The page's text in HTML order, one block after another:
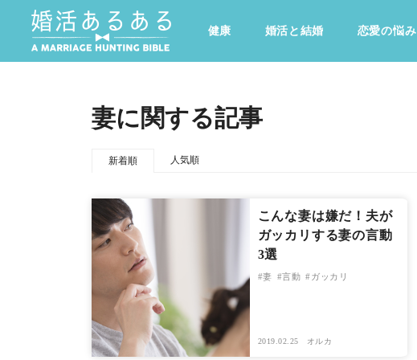
健康 婚活と結婚 恋愛の悩み
心の処方箋 カルチャー・トレンド・芸能
妻に関する記事
新着順 人気順
こんな妻は嫌だ！夫が
ガッカリする妻の言動
3選
妻 言動 ガッカリ
2019.02.25 オルカ